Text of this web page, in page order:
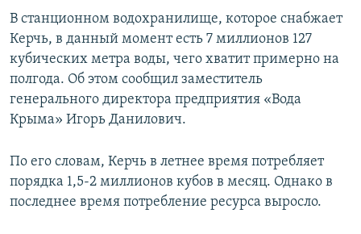
поискуИНФОГРАФИКА
ТЕЛЕПРОЕКТ КРЫМ.РЕАЛИИ
СОВЕТЫ ПРАВОЗАЩИТНИКОВ
ПРОПАВШИЕ БЕЗ ВЕСТИ
КРЫМ.НЕПОКОРЕННЫЙ
КАК ОБОЙТИ БЛОКИРОВКУ
Українською
В станционном водохранилище, которое снабжает
Керчь, в данный момент есть 7 миллионов 127
кубических метра воды, чего хватит примерно на
полгода. Об этом сообщил заместитель
генерального директора предприятия «Вода
Крыма» Игорь Данилович.
По его словам, Керчь в летнее время потребляет
порядка 1,5-2 миллионов кубов в месяц. Однако в
последнее время потребление ресурса выросло.